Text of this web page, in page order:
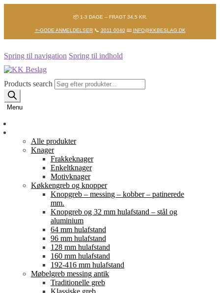
📦 1-3 DAGE – FRAGT 34,5 KR.
⭐-GODE ANMELDELSER📞 3011 0040📧 INFO@KKBESLAG.DK
Spring til navigation Spring til indhold
Products search
Menu
Alle produkter
Knager
Frakkeknager
Enkeltknager
Motivknager
Køkkengreb og knopper
Knopgreb – messing – kobber – patinerede
mm.
Knopgreb og 32 mm hulafstand – stål og
aluminium
64 mm hulafstand
96 mm hulafstand
128 mm hulafstand
160 mm hulafstand
192-416 mm hulafstand
Møbelgreb messing antik
Traditionelle greb
Klassiske greb